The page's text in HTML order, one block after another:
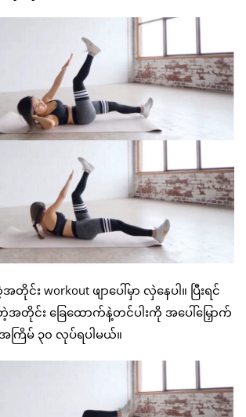
င်း workout ဖျာပေါ်မှာ လှဲနေပါ။ ပြီးရင်
တိုင်း ခြေထောက်နဲ့တင်ပါးကို အပေါ်မြှောက်
ကြိမ် ၃၀ လုပ်ရပါမယ်။